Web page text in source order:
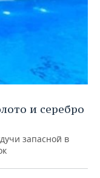
и серебро
запасной в